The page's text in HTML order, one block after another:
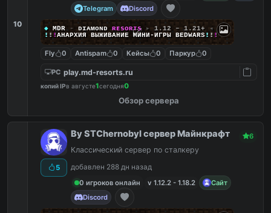
10
Telegram
Discord
◆ MDR - ᴅɪᴀᴍᴏɴᴅ ʀᴇsoʀᴛs ▸ 1.12 – 1.21+
◂
! ! !АНАРХИЯ ВЫЖИВАНИЕ МИНИ‑ИГРЫ BEDWARS! ! !
Fly 0 Antispam 0 Кейсы 0 Паркур 0
PC play.md-resorts.ru
копий IPв августе1сегодня0
Обзор сервера
5
By STChernobyl сервер Майнкрафт 6
Классический сервер по сталкеру
добавлен 288 дн назад
0 игроков онлайн
v 1.12.2 - 1.18.2
Сайт
Discord